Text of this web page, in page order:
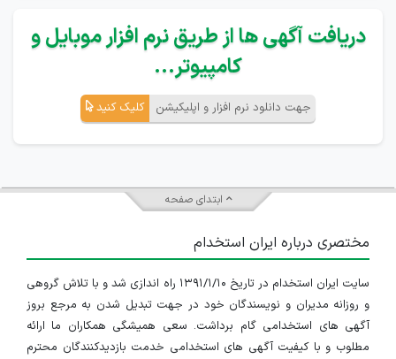
دریافت آگهی ها از طریق نرم افزار موبایل و
کامپیوتر...
جهت دانلود نرم افزار و اپلیکیشن کلیک کنید
ابتدای صفحه
مختصری درباره ایران استخدام
سایت ایران استخدام در تاریخ ۱۳۹۱/۱/۱۰ راه اندازی شد و با تلاش گروهی
و روزانه مدیران و نویسندگان خود در جهت تبدیل شدن به مرجع بروز
آگهی های استخدامی گام برداشت. سعی همیشگی همکاران ما ارائه
مطلوب و با کیفیت آگهی های استخدامی خدمت بازدیدکنندگان محترم